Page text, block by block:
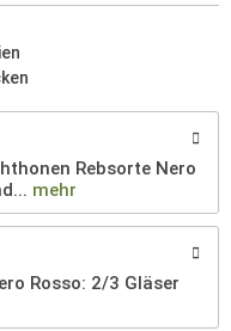
Rebsorte Nero
mehr
Rosso: 2/3 Gläser